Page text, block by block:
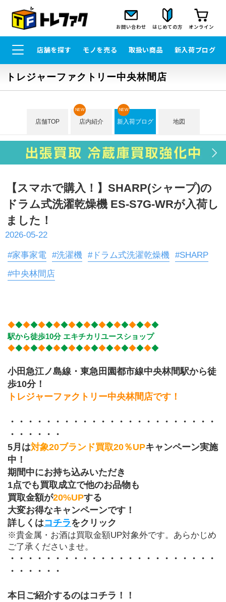
お問い合わせ はじめての方 オンライン
店舗を探す モノを売る 取扱い商品 新入荷ブログ
トレジャーファクトリー中央林間店
店舗TOP 店内紹介
NEW
新入荷ブログ
NEW
地図
【スマホで購入！】SHARP(シャープ)の
ドラム式洗濯乾燥機 ES-S7G-WRが入荷し
ました！
2026-05-22
#家事家電 #洗濯機 #ドラム式洗濯乾燥機
#SHARP
#中央林間店
◆◆◆◆◆◆◆◆◆◆◆◆◆◆◆◆◆◆◆◆
駅から徒歩10分 エキチカリユースショップ
◆◆◆◆◆◆◆◆◆◆◆◆◆◆◆◆◆◆◆◆
小田急江ノ島線・東急田園都市線中央林間駅から徒
歩10分！
トレジャーファクトリー中央林間店です！
・・・・・・・・・・・・・・・・・・・・・・・
・・・・・・
5月は対象20ブランド買取20％UPキャンペーン実施
中！
期間中にお持ち込みいただき
1点でも買取成立で他のお品物も
買取金額が20%UPする
大変お得なキャンペーンです！
詳しくはコチラ をクリック
※貴金属・お酒は買取金額UP対象外です。あらかじめ
ご了承くださいませ。
・・・・・・・・・・・・・・・・・・・・・・・
・・・・・・
本日ご紹介するのはコチラ！！